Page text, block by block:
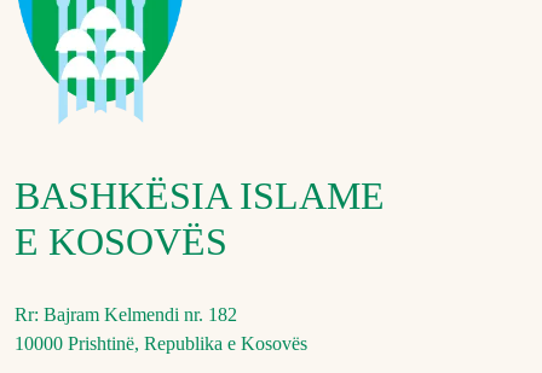
BASHKËSIA ISLAME
E KOSOVËS
Rr: Bajram Kelmendi nr. 182
10000 Prishtinë, Republika e Kosovës